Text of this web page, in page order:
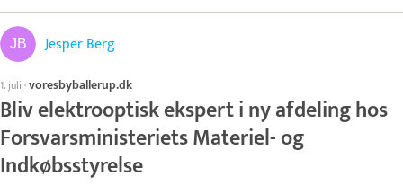
Jesper Berg
1. juli ·voresbyballerup.dk
Bliv elektrooptisk ekspert i ny afdeling hos
Forsvarsministeriets Materiel- og
Indkøbsstyrelse